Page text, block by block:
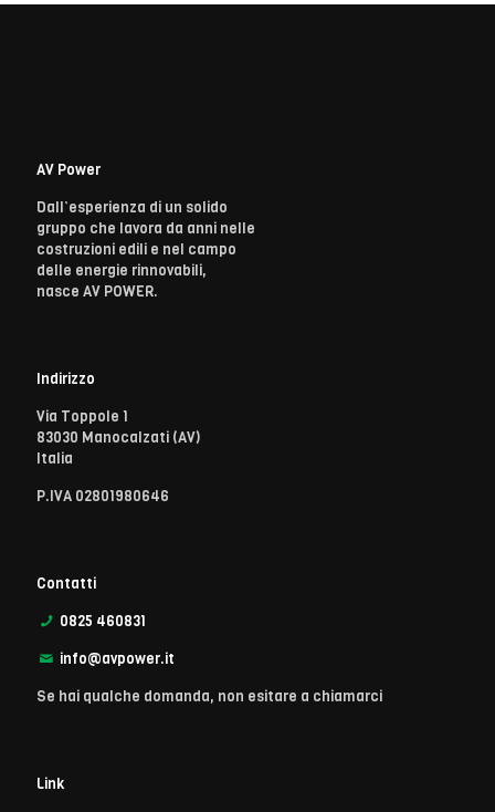
AV Power
Dall’esperienza di un solido
gruppo che lavora da anni nelle
costruzioni edili e nel campo
delle energie rinnovabili,
nasce AV POWER.
Indirizzo
Via Toppole 1
83030 Manocalzati (AV)
Italia
P.IVA 02801980646
Contatti
0825 460831
info@avpower.it
Se hai qualche domanda, non esitare a chiamarci
Link